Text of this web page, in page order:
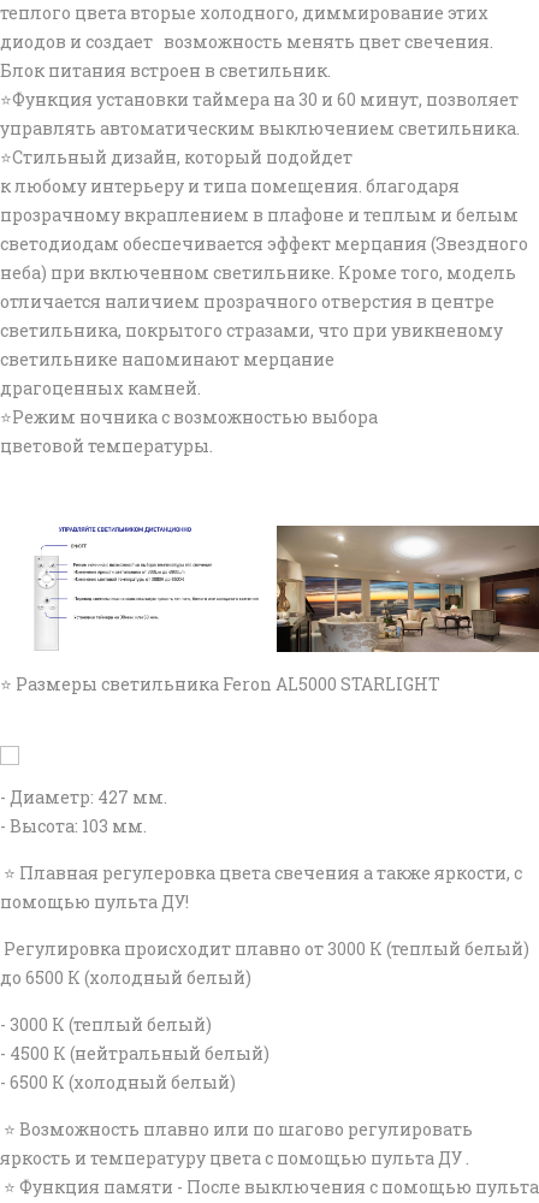
теплого цвета вторые холодного, диммирование этих
диодов и создает возможность менять цвет свечения.
Блок питания встроен в светильник.
⭐Функция установки таймера на 30 и 60 минут, позволяет
управлять автоматическим выключением светильника.
⭐Стильный дизайн, который подойдет
к любому интерьеру и типа помещения. благодаря
прозрачному вкраплением в плафоне и теплым и белым
светодиодам обеспечивается эффект мерцания (Звездного
неба) при включенном светильнике. Кроме того, модель
отличается наличием прозрачного отверстия в центре
светильника, покрытого стразами, что при увикненому
светильнике напоминают мерцание
драгоценных камней.
⭐Режим ночника с возможностью выбора
цветовой температуры.
⭐ Размеры светильника Feron AL5000 STARLIGHT
- Диаметр: 427 мм.
- Высота: 103 мм.
⭐ Плавная регулеровка цвета свечения а также яркости, с
помощью пульта ДУ!
Регулировка происходит плавно от 3000 К (теплый белый)
до 6500 К (холодный белый)
- 3000 К (теплый белый)
- 4500 К (нейтральный белый)
- 6500 К (холодный белый)
⭐ Возможность плавно или по шагово регулировать
яркость и температуру цвета с помощью пульта ДУ .
⭐ Функция памяти - После выключения с помощью пульта